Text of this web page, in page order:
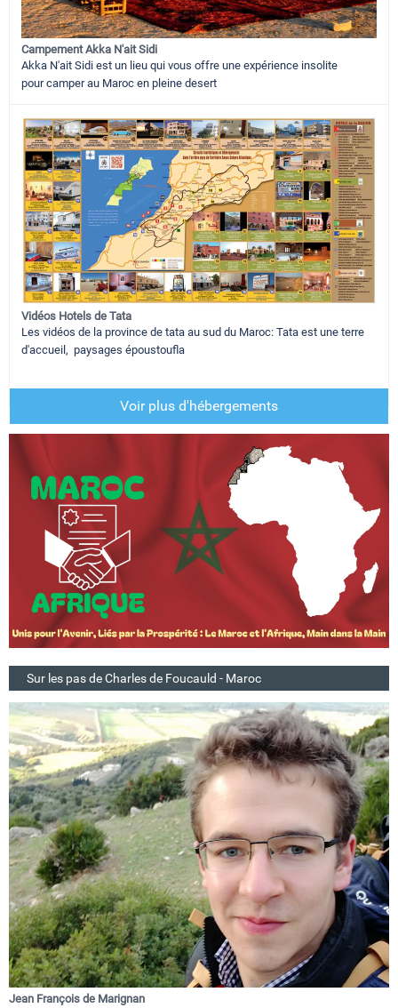
Campement Akka N'ait Sidi
Akka N'ait Sidi est un lieu qui vous offre une expérience insolite
pour camper au Maroc en pleine desert
Vidéos Hotels de Tata
Les vidéos de la province de tata au sud du Maroc: Tata est une terre
d'accueil, paysages époustoufla
Voir plus d'hébergements
Sur les pas de Charles de Foucauld - Maroc
Jean François de Marignan